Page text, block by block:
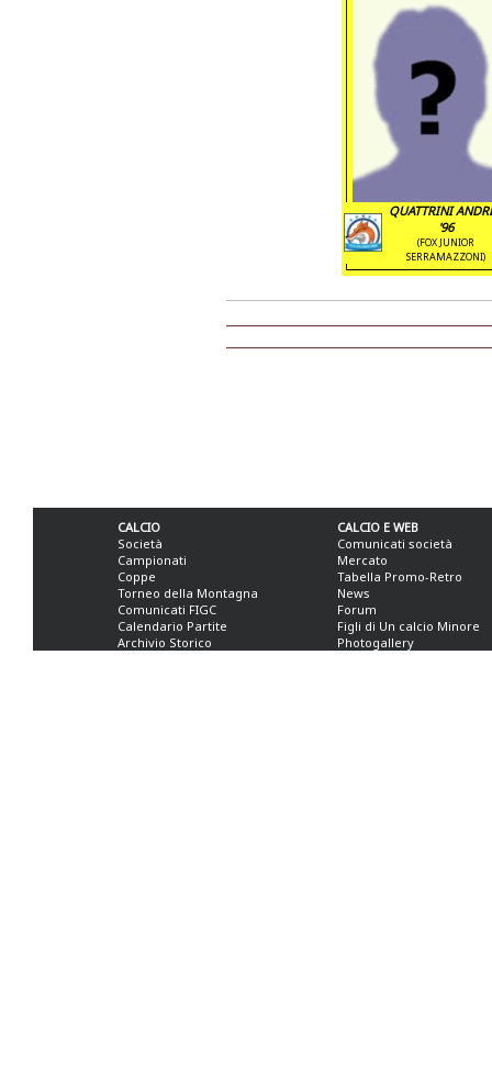
QUATTRINI
'96
(FOX JUNIOR
SERRAMAZZONI)
CALCIO
Società
Campionati
Coppe
Torneo della Montagna
Comunicati FIGC
Calendario Partite
Archivio Storico
CALCIO E WEB
Comunicati società
Mercato
Tabella Promo-Retro
News
Forum
Figli di Un calcio Minore
Photogallery